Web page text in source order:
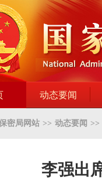
动态要闻
密局网站 >> 动态要闻 >>
李强出